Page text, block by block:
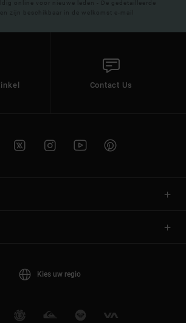
online voor nieuwe leden - De gedetailleerde
zijn beschikbaar in de welkomst e-mail
Contact Us
Kies uw regio